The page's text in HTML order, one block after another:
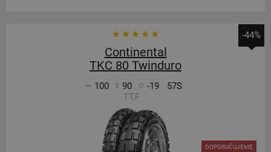
-44%
Continental
TKC 80 Twinduro
100 90 -19
57S
TT,F
DOPORUČUJEME